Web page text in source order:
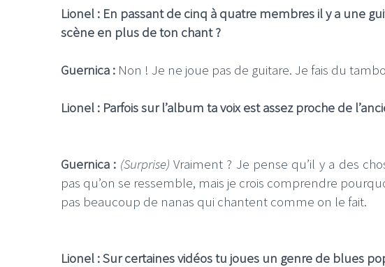
Lionel : En passant de cinq à quatre membres il y a une
scène en plus de ton chant ?
Guernica : Non ! Je ne joue pas de guitare. Je fais du
Lionel : Parfois sur l’album ta voix est assez proche de
Guernica : (Surprise)Vraiment ? Je pense qu’il y a des
pas qu’on se ressemble, mais je crois comprendre
pas beaucoup de nanas qui chantent comme on le fait.
Lionel : Sur certaines vidéos tu joues un genre de blues